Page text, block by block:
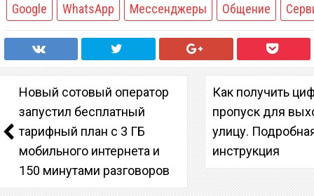
Google WhatsApp Мессенджеры Общение
Новый сотовый оператор
запустил бесплатный
тарифный план с 3 ГБ
мобильного интернета и
150 минутами разговоров
Как получить
пропуск для
улицу.
инструкция